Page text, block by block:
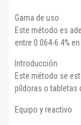
Gama de uso
Este método es
entre 0.064-6.4%
Introducción
Este método se
píldoras o tabletas
Equipo y reactivo